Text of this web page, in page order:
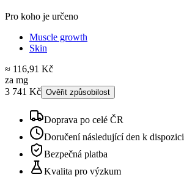
Pro koho je určeno
Muscle growth
Skin
≈ 116,91 Kč
za mg
3 741 Kč Ověřit způsobilost
Doprava po celé ČR
Doručení následující den k dispozici
Bezpečná platba
Kvalita pro výzkum